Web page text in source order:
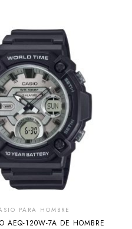
PARA HOMBRE
AEQ-120W-7A DE HOMBRE